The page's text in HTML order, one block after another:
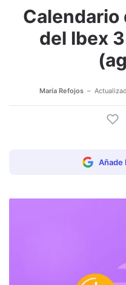
del Ibex
María Refojos
Añade